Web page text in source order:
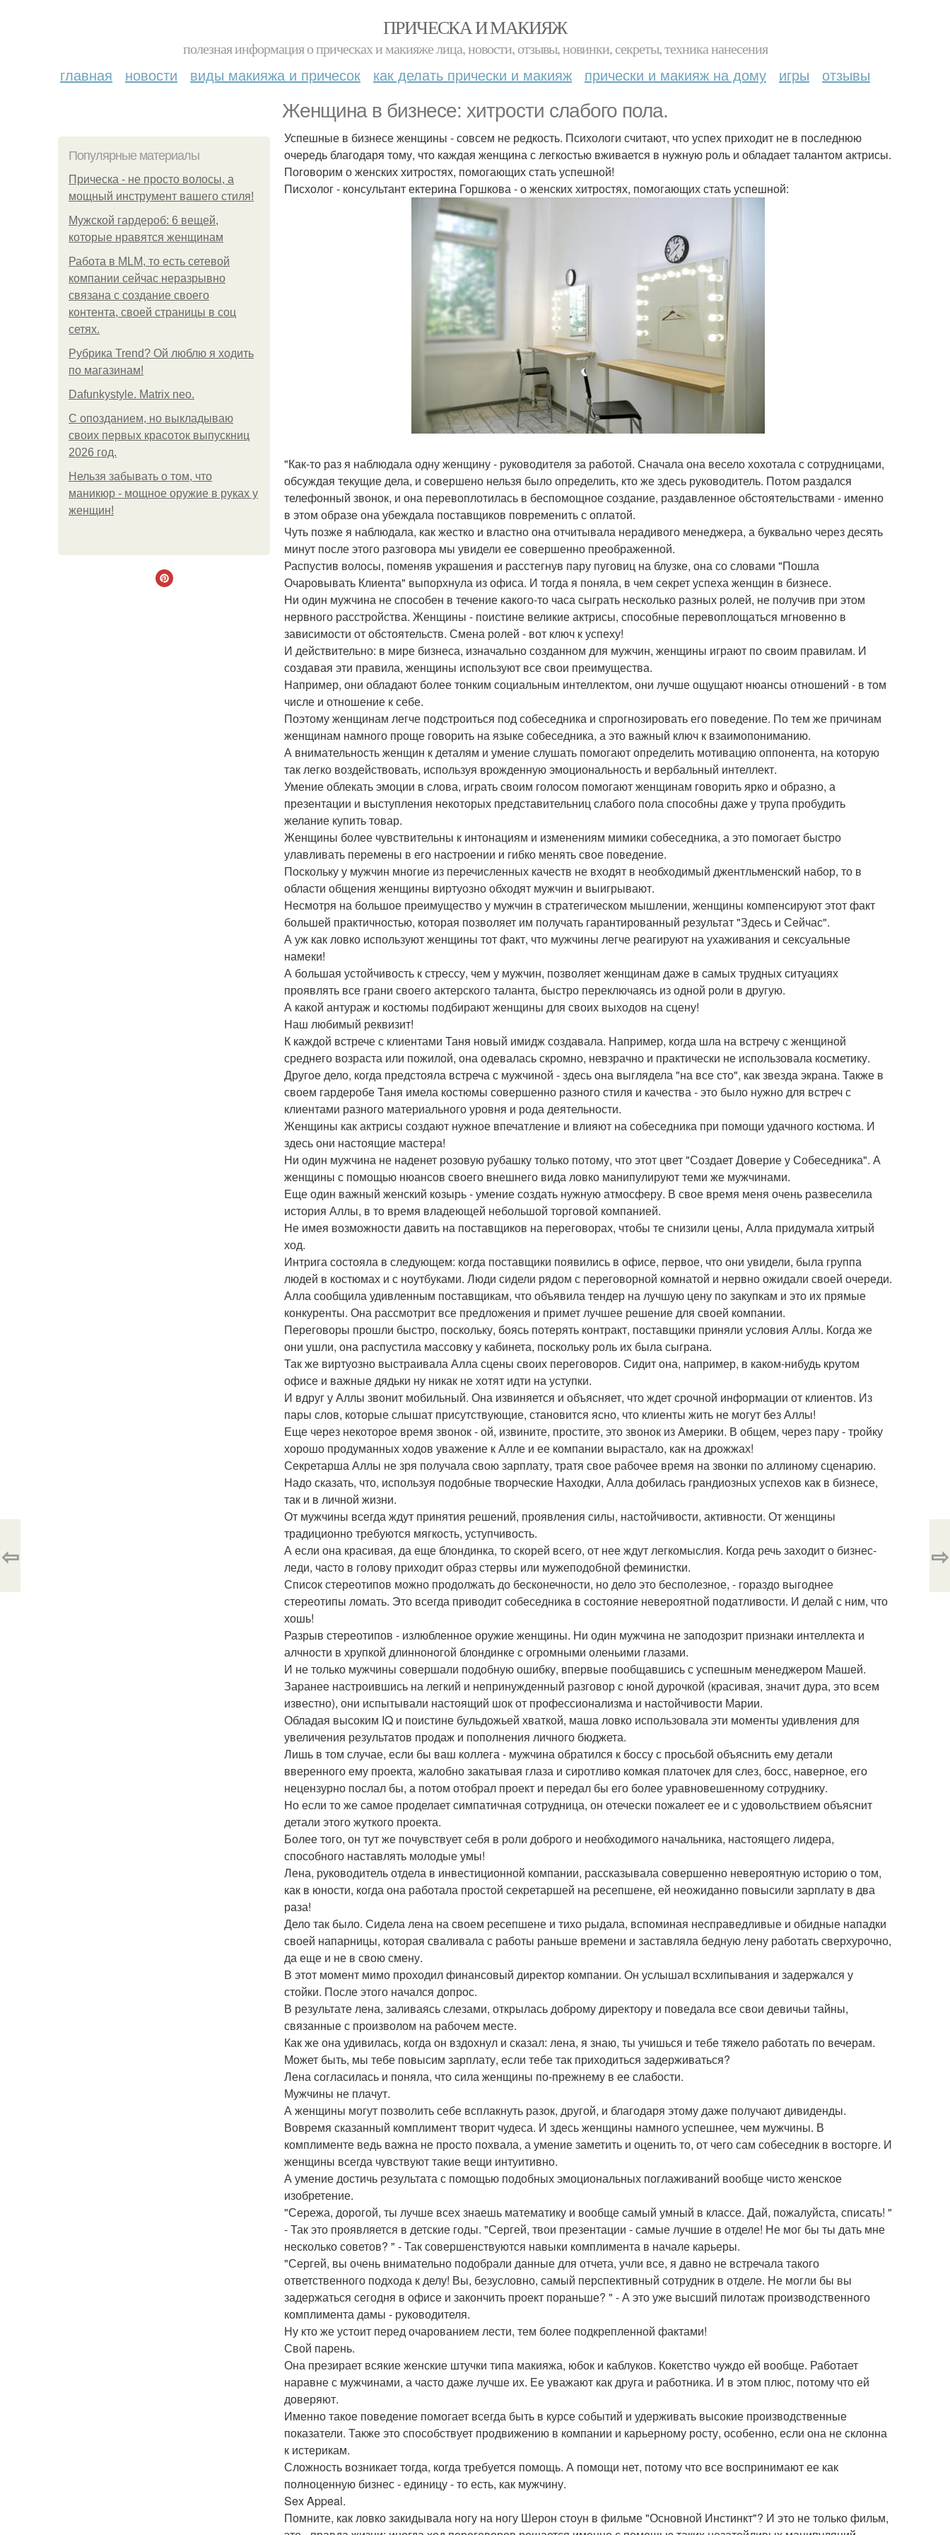
ПРИЧЕСКА И МАКИЯЖ
полезная информация о прическах и макияже лица, новости, отзывы, новинки, секреты, техника нанесения
главная новости виды макияжа и причесок как делать прически и макияж прически и макияж на дому игры отзывы
Женщина в бизнесе: хитрости слабого пола.
Популярные материалы
Прическа - не просто волосы, а
мощный инструмент вашего стиля!
Мужской гардероб: 6 вещей,
которые нравятся женщинам
Работа в MLM, то есть сетевой
компании сейчас неразрывно
связана с создание своего
контента, своей страницы в соц
сетях.
Рубрика Trend? Ой люблю я ходить
по магазинам!
Dafunkystyle. Matrix neo.
С опозданием, но выкладываю
своих первых красоток выпускниц
2026 год.
Нельзя забывать о том, что
маникюр - мощное оружие в руках у
женщин!
Успешные в бизнесе женщины - совсем не редкость. Психологи считают, что успех приходит не в последнюю
очередь благодаря тому, что каждая женщина с легкостью вживается в нужную роль и обладает талантом актрисы.
Поговорим о женских хитростях, помогающих стать успешной!
Писхолог - консультант ектерина Горшкова - о женских хитростях, помогающих стать успешной:
"Как-то раз я наблюдала одну женщину - руководителя за работой. Сначала она весело хохотала с сотрудницами,
обсуждая текущие дела, и совершено нельзя было определить, кто же здесь руководитель. Потом раздался
телефонный звонок, и она перевоплотилась в беспомощное создание, раздавленное обстоятельствами - именно
в этом образе она убеждала поставщиков повременить с оплатой.
Чуть позже я наблюдала, как жестко и властно она отчитывала нерадивого менеджера, а буквально через десять
минут после этого разговора мы увидели ее совершенно преображенной.
Распустив волосы, поменяв украшения и расстегнув пару пуговиц на блузке, она со словами "Пошла
Очаровывать Клиента" выпорхнула из офиса. И тогда я поняла, в чем секрет успеха женщин в бизнесе.
Ни один мужчина не способен в течение какого-то часа сыграть несколько разных ролей, не получив при этом
нервного расстройства. Женщины - поистине великие актрисы, способные перевоплощаться мгновенно в
зависимости от обстоятельств. Смена ролей - вот ключ к успеху!
И действительно: в мире бизнеса, изначально созданном для мужчин, женщины играют по своим правилам. И
создавая эти правила, женщины используют все свои преимущества.
Например, они обладают более тонким социальным интеллектом, они лучше ощущают нюансы отношений - в том
числе и отношение к себе.
Поэтому женщинам легче подстроиться под собеседника и спрогнозировать его поведение. По тем же причинам
женщинам намного проще говорить на языке собеседника, а это важный ключ к взаимопониманию.
А внимательность женщин к деталям и умение слушать помогают определить мотивацию оппонента, на которую
так легко воздействовать, используя врожденную эмоциональность и вербальный интеллект.
Умение облекать эмоции в слова, играть своим голосом помогают женщинам говорить ярко и образно, а
презентации и выступления некоторых представительниц слабого пола способны даже у трупа пробудить
желание купить товар.
Женщины более чувствительны к интонациям и изменениям мимики собеседника, а это помогает быстро
улавливать перемены в его настроении и гибко менять свое поведение.
Поскольку у мужчин многие из перечисленных качеств не входят в необходимый джентльменский набор, то в
области общения женщины виртуозно обходят мужчин и выигрывают.
Несмотря на большое преимущество у мужчин в стратегическом мышлении, женщины компенсируют этот факт
большей практичностью, которая позволяет им получать гарантированный результат "Здесь и Сейчас".
А уж как ловко используют женщины тот факт, что мужчины легче реагируют на ухаживания и сексуальные
намеки!
А большая устойчивость к стрессу, чем у мужчин, позволяет женщинам даже в самых трудных ситуациях
проявлять все грани своего актерского таланта, быстро переключаясь из одной роли в другую.
А какой антураж и костюмы подбирают женщины для своих выходов на сцену!
Наш любимый реквизит!
К каждой встрече с клиентами Таня новый имидж создавала. Например, когда шла на встречу с женщиной
среднего возраста или пожилой, она одевалась скромно, невзрачно и практически не использовала косметику.
Другое дело, когда предстояла встреча с мужчиной - здесь она выглядела "на все сто", как звезда экрана. Также в
своем гардеробе Таня имела костюмы совершенно разного стиля и качества - это было нужно для встреч с
клиентами разного материального уровня и рода деятельности.
Женщины как актрисы создают нужное впечатление и влияют на собеседника при помощи удачного костюма. И
здесь они настоящие мастера!
Ни один мужчина не наденет розовую рубашку только потому, что этот цвет "Создает Доверие у Собеседника". А
женщины с помощью нюансов своего внешнего вида ловко манипулируют теми же мужчинами.
Еще один важный женский козырь - умение создать нужную атмосферу. В свое время меня очень развеселила
история Аллы, в то время владеющей небольшой торговой компанией.
Не имея возможности давить на поставщиков на переговорах, чтобы те снизили цены, Алла придумала хитрый
ход.
Интрига состояла в следующем: когда поставщики появились в офисе, первое, что они увидели, была группа
людей в костюмах и с ноутбуками. Люди сидели рядом с переговорной комнатой и нервно ожидали своей очереди.
Алла сообщила удивленным поставщикам, что объявила тендер на лучшую цену по закупкам и это их прямые
конкуренты. Она рассмотрит все предложения и примет лучшее решение для своей компании.
Переговоры прошли быстро, поскольку, боясь потерять контракт, поставщики приняли условия Аллы. Когда же
они ушли, она распустила массовку у кабинета, поскольку роль их была сыграна.
Так же виртуозно выстраивала Алла сцены своих переговоров. Сидит она, например, в каком-нибудь крутом
офисе и важные дядьки ну никак не хотят идти на уступки.
И вдруг у Аллы звонит мобильный. Она извиняется и объясняет, что ждет срочной информации от клиентов. Из
пары слов, которые слышат присутствующие, становится ясно, что клиенты жить не могут без Аллы!
Еще через некоторое время звонок - ой, извините, простите, это звонок из Америки. В общем, через пару - тройку
хорошо продуманных ходов уважение к Алле и ее компании вырастало, как на дрожжах!
Секретарша Аллы не зря получала свою зарплату, тратя свое рабочее время на звонки по аллиному сценарию.
Надо сказать, что, используя подобные творческие Находки, Алла добилась грандиозных успехов как в бизнесе,
так и в личной жизни.
От мужчины всегда ждут принятия решений, проявления силы, настойчивости, активности. От женщины
традиционно требуются мягкость, уступчивость.
А если она красивая, да еще блондинка, то скорей всего, от нее ждут легкомыслия. Когда речь заходит о бизнес-
леди, часто в голову приходит образ стервы или мужеподобной феминистки.
Список стереотипов можно продолжать до бесконечности, но дело это бесполезное, - гораздо выгоднее
стереотипы ломать. Это всегда приводит собеседника в состояние невероятной податливости. И делай с ним, что
хошь!
Разрыв стереотипов - излюбленное оружие женщины. Ни один мужчина не заподозрит признаки интеллекта и
алчности в хрупкой длинноногой блондинке с огромными оленьими глазами.
И не только мужчины совершали подобную ошибку, впервые пообщавшись с успешным менеджером Машей.
Заранее настроившись на легкий и непринужденный разговор с юной дурочкой (красивая, значит дура, это всем
известно), они испытывали настоящий шок от профессионализма и настойчивости Марии.
Обладая высоким IQ и поистине бульдожьей хваткой, маша ловко использовала эти моменты удивления для
увеличения результатов продаж и пополнения личного бюджета.
Лишь в том случае, если бы ваш коллега - мужчина обратился к боссу с просьбой объяснить ему детали
вверенного ему проекта, жалобно закатывая глаза и сиротливо комкая платочек для слез, босс, наверное, его
нецензурно послал бы, а потом отобрал проект и передал бы его более уравновешенному сотруднику.
Но если то же самое проделает симпатичная сотрудница, он отечески пожалеет ее и с удовольствием объяснит
детали этого жуткого проекта.
Более того, он тут же почувствует себя в роли доброго и необходимого начальника, настоящего лидера,
способного наставлять молодые умы!
Лена, руководитель отдела в инвестиционной компании, рассказывала совершенно невероятную историю о том,
как в юности, когда она работала простой секретаршей на ресепшене, ей неожиданно повысили зарплату в два
раза!
Дело так было. Сидела лена на своем ресепшене и тихо рыдала, вспоминая несправедливые и обидные нападки
своей напарницы, которая сваливала с работы раньше времени и заставляла бедную лену работать сверхурочно,
да еще и не в свою смену.
В этот момент мимо проходил финансовый директор компании. Он услышал всхлипывания и задержался у
стойки. После этого начался допрос.
В результате лена, заливаясь слезами, открылась доброму директору и поведала все свои девичьи тайны,
связанные с произволом на рабочем месте.
Как же она удивилась, когда он вздохнул и сказал: лена, я знаю, ты учишься и тебе тяжело работать по вечерам.
Может быть, мы тебе повысим зарплату, если тебе так приходиться задерживаться?
Лена согласилась и поняла, что сила женщины по-прежнему в ее слабости.
Мужчины не плачут.
А женщины могут позволить себе всплакнуть разок, другой, и благодаря этому даже получают дивиденды.
Вовремя сказанный комплимент творит чудеса. И здесь женщины намного успешнее, чем мужчины. В
комплименте ведь важна не просто похвала, а умение заметить и оценить то, от чего сам собеседник в восторге. И
женщины всегда чувствуют такие вещи интуитивно.
А умение достичь результата с помощью подобных эмоциональных поглаживаний вообще чисто женское
изобретение.
"Сережа, дорогой, ты лучше всех знаешь математику и вообще самый умный в классе. Дай, пожалуйста, списать! "
- Так это проявляется в детские годы. "Сергей, твои презентации - самые лучшие в отделе! Не мог бы ты дать мне
несколько советов? " - Так совершенствуются навыки комплимента в начале карьеры.
"Сергей, вы очень внимательно подобрали данные для отчета, учли все, я давно не встречала такого
ответственного подхода к делу! Вы, безусловно, самый перспективный сотрудник в отделе. Не могли бы вы
задержаться сегодня в офисе и закончить проект пораньше? " - А это уже высший пилотаж производственного
комплимента дамы - руководителя.
Ну кто же устоит перед очарованием лести, тем более подкрепленной фактами!
Свой парень.
Она презирает всякие женские штучки типа макияжа, юбок и каблуков. Кокетство чуждо ей вообще. Работает
наравне с мужчинами, а часто даже лучше их. Ее уважают как друга и работника. И в этом плюс, потому что ей
доверяют.
Именно такое поведение помогает всегда быть в курсе событий и удерживать высокие производственные
показатели. Также это способствует продвижению в компании и карьерному росту, особенно, если она не склонна
к истерикам.
Сложность возникает тогда, когда требуется помощь. А помощи нет, потому что все воспринимают ее как
полноценную бизнес - единицу - то есть, как мужчину.
Sex Appeal.
Помните, как ловко закидывала ногу на ногу Шерон стоун в фильме "Основной Инстинкт"? И это не только фильм,
⇦ ⇨